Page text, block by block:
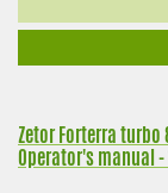
Zetor Forterra turbo
Operator's manual -